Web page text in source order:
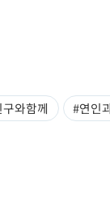
와함께 #연인